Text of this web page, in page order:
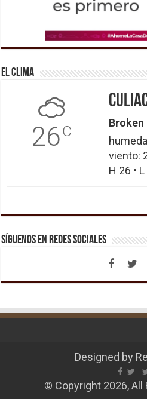
El Clima
26C
Broken
viento:
H 26 •
Síguenos en Redes Sociales
Designed by
© Copyright 2026, All